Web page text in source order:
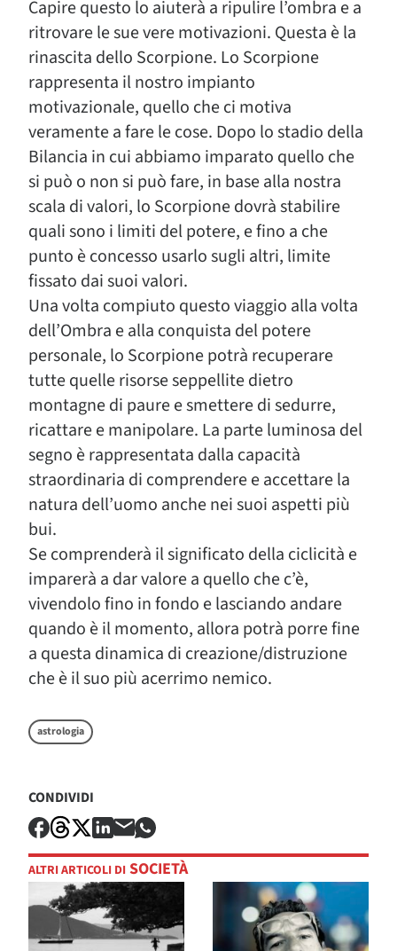
Capire questo lo aiuterà a ripulire l’ombra e a
ritrovare le sue vere motivazioni. Questa è la
rinascita dello Scorpione. Lo Scorpione
rappresenta il nostro impianto
motivazionale, quello che ci motiva
veramente a fare le cose. Dopo lo stadio della
Bilancia in cui abbiamo imparato quello che
si può o non si può fare, in base alla nostra
scala di valori, lo Scorpione dovrà stabilire
quali sono i limiti del potere, e fino a che
punto è concesso usarlo sugli altri, limite
fissato dai suoi valori.
Una volta compiuto questo viaggio alla volta
dell’Ombra e alla conquista del potere
personale, lo Scorpione potrà recuperare
tutte quelle risorse seppellite dietro
montagne di paure e smettere di sedurre,
ricattare e manipolare. La parte luminosa del
segno è rappresentata dalla capacità
straordinaria di comprendere e accettare la
natura dell’uomo anche nei suoi aspetti più
bui.
Se comprenderà il significato della ciclicità e
imparerà a dar valore a quello che c’è,
vivendolo fino in fondo e lasciando andare
quando è il momento, allora potrà porre fine
a questa dinamica di creazione/distruzione
che è il suo più acerrimo nemico.
astrologia
CONDIVIDI
ALTRI ARTICOLI DI SOCIETÀ